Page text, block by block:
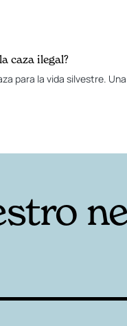
caza ilegal?
para la vida silvestre.